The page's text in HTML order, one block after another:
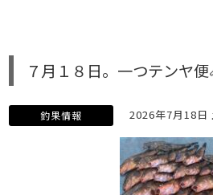
７月１８日。一つテンヤ
釣果情報 2026年7月18日